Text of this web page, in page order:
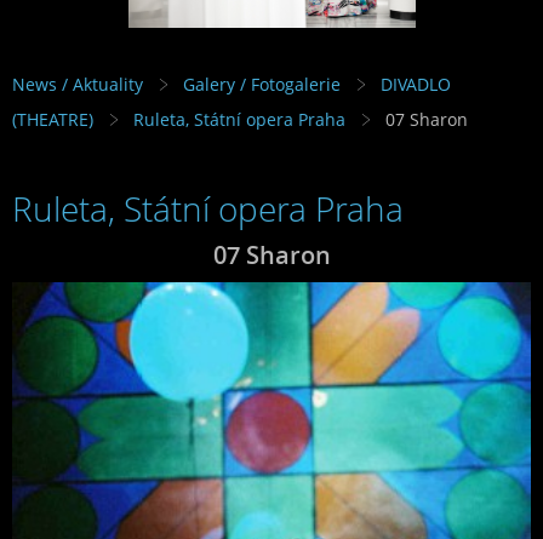
News / Aktuality Galery / Fotogalerie
DIVADLO
(THEATRE)
Ruleta, Státní opera Praha 07 Sharon
Ruleta, Státní opera Praha
07 Sharon